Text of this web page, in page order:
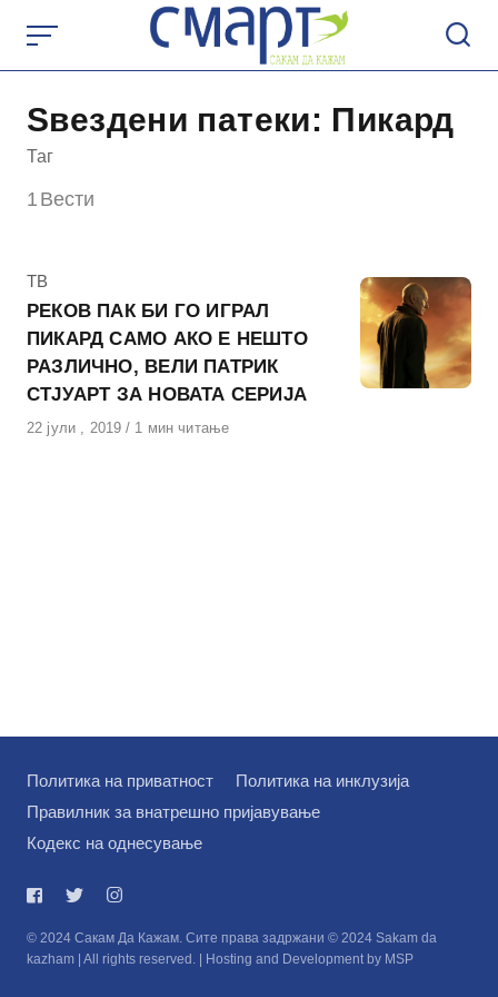
content
Ѕвездени патеки: Пикард
Таг
1 Вести
КАтегорија
ТВ
РЕКОВ ПАК БИ ГО ИГРАЛ
ПИКАРД САМО АКО Е НЕШТО
РАЗЛИЧНО, ВЕЛИ ПАТРИК
СТЈУАРТ ЗА НОВАТА СЕРИЈА
Објавено
22 јули , 2019 1 мин читање
Политика на приватност
Политика на инклузија
Правилник за внатрешно пријавување
Кодекс на однесување
© 2024 Сакам Да Кажам. Сите права задржани © 2024 Sakam da
kazham | All rights reserved. | Hosting and Development by MSP